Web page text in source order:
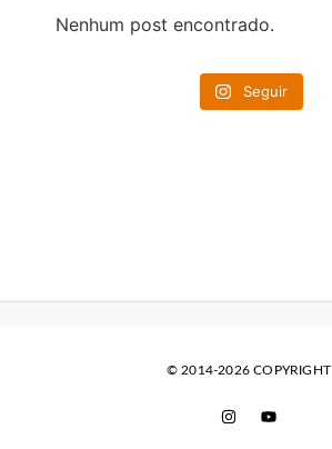
Nenhum post encontrado.
Seguir
© 2014-2026 COPYRIGHT